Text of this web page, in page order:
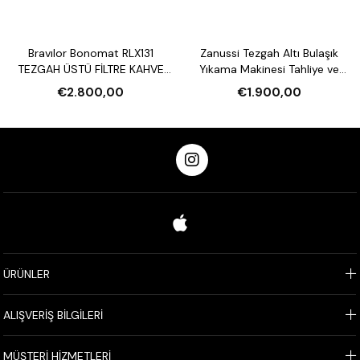
Bravılor Bonomat RLX131
TEZGAH ÜSTÜ FİLTRE KAHVE
MAKİNESİ VE SU ISITICI
€2.800,00
Zanussi Tezgah Altı Bulaşık
Yıkama Makinesi Tahliye ve
Parlatıcı Pompalı
€1.900,00
ÜRÜNLER
ALIŞVERİŞ BİLGİLERİ
MÜŞTERİ HİZMETLERİ